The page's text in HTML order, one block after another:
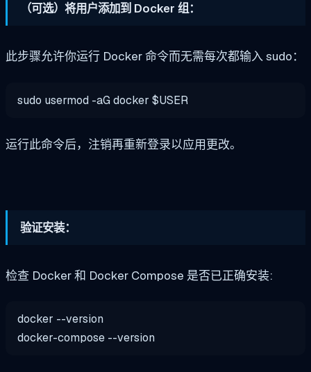
（可选）将用户添加到 Docker 组：
此步骤允许你运行 Docker 命令而无需每次都输入 sudo：
sudo usermod -aG docker $USER
运行此命令后，注销再重新登录以应用更改。
验证安装：
检查 Docker 和 Docker Compose 是否已正确安装:
docker --version
docker-compose --version